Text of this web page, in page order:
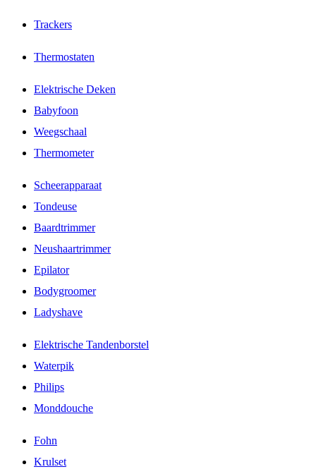
Trackers
Thermostaten
Elektrische Deken
Babyfoon
Weegschaal
Thermometer
Scheerapparaat
Tondeuse
Baardtrimmer
Neushaartrimmer
Epilator
Bodygroomer
Ladyshave
Elektrische Tandenborstel
Waterpik
Philips
Monddouche
Fohn
Krulset